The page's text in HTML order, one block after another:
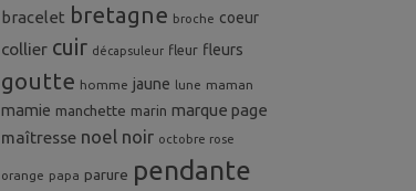
bracelet bretagne broche coeur
collier cuir décapsuleur fleur fleurs
goutte homme jaune lune maman
mamie manchette marin marque page
maîtresse noel noir octobre rose
orange papa parure pendante